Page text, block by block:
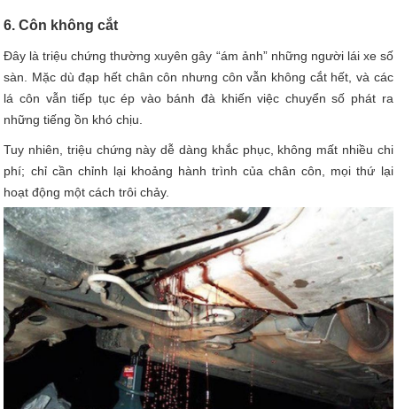
6. Côn không cắt
Đây là triệu chứng thường xuyên gây “ám ảnh” những người lái xe số
sàn. Mặc dù đạp hết chân côn nhưng côn vẫn không cắt hết, và các
lá côn vẫn tiếp tục ép vào bánh đà khiến việc chuyển số phát ra
những tiếng ồn khó chịu.
Tuy nhiên, triệu chứng này dễ dàng khắc phục, không mất nhiều chi
phí; chỉ cần chỉnh lại khoảng hành trình của chân côn, mọi thứ lại
hoạt động một cách trôi chảy.